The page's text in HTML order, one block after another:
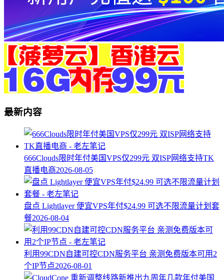
最新内容
666Clouds限时年付美国VPS仅299元 双ISP网络支持TK
直播电商2026-08-05
盘点 Lightlayer 便宜VPS年付$24.99 可选不限流量计划套
餐2026-08-04
利用99CDN自建可控CDN服务平台 亲测免费版本可用2
个IP节点2026-08-01